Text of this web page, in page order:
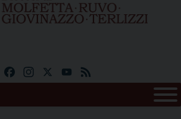
FacebookInstagramYouTube